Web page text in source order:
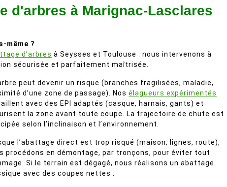
d'arbres à Marignac-Lasclares
même ?
d’arbres à Seysses et Toulouse : nous intervenons à
sécurisée et parfaitement maîtrisée.
peut devenir un risque (branches fragilisées, maladie,
d’une zone de passage). Nos élagueurs expérimentés
avec des EPI adaptés (casque, harnais, gants) et
la zone avant toute coupe. La trajectoire de chute est
selon l’inclinaison et l’environnement.
l’abattage direct est trop risqué (maison, lignes, route),
procédons en démontage, par tronçons, pour éviter tout
Si le terrain est dégagé, nous réalisons un abattage
avec des coupes nettes :